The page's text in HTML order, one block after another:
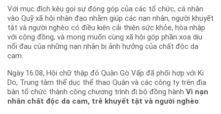
Thông tin cổ phần
Các công ty thành viên
Liên hệ
Giới thiệu
Nhu cầu tuyển dụng
Với mục đích kêu gọi sự đóng góp của các tổ chức, cá nhân
vào Quỹ xã hội nhân đạo nhằm giúp các nạn nhân, người khuyết
tật và người nghèo có điều kiện cải thiện sức khỏe, hòa nhập
với cộng đồng, và mong muốn cùng xã hội góp phần xoa dịu
nổi đau của những nạn nhân bị ảnh hưởng của chất độc da
cam.
Ngày 16.08, Hội chữ thập đỏ Quận Gò Vấp đã phối hợp với Ki
Do, Trung tâm thể dục thể thao Quận và các công ty trên địa
bàn tổ chức thành công chương trình đi bộ đồng hành Vì nạn
nhân chất độc da cam, trẻ khuyết tật và người nghèo.